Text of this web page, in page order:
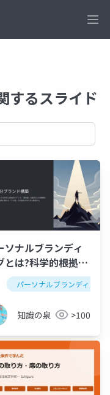
するスライド
心理学 ビジネスス
ソナルブランディ
とは?科学的根拠に
く構築5ステップ完
イド
パーソナルブランディング
知識の泉 >100